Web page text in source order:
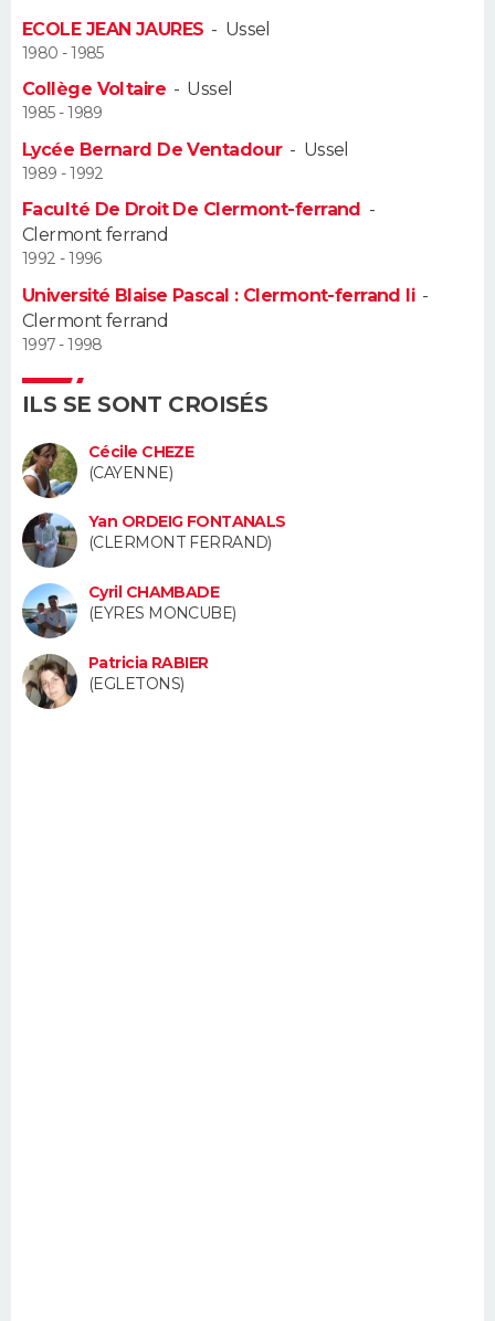
Alimentation
Guide de la santé
Maladies
Médicaments
Sommeil
VOYAGE
Destinations
City break
Voyage nature
Voyage de noces
Forum
Climat
+
PHOTO
GUIDES D'ACHAT
BONS PLANS
CARTE DE VOEUX
Carte de Noël
Carte Bonne année
Carte Saint-Valentin
Carte Pâques
Carte d'anniversaire
Dictionnaire
Biographies
Citations
Expressions
Proverbes
COPAINS D'AVANT
S'inscrire
Se connecter
Lycées
Collèges
Primaires
Universités
Entreprises
Service militaire
Avis de recherche
AVIS DE DÉCÈS
FORUM
Bricolage
Lifestyle
Culture
Sport
Auto
Television
Voyage
Cinema
ECOLE JEAN JAURES - Ussel
1980 - 1985
Collège Voltaire - Ussel
1985 - 1989
Lycée Bernard De Ventadour- Ussel
1989 - 1992
Faculté De Droit De Clermont-ferrand
-
Clermont ferrand
1992 - 1996
Université Blaise Pascal : Clermont-ferrand Ii-
Clermont ferrand
1997 - 1998
ILS SE SONT CROISÉS
Cécile CHEZE
(CAYENNE)
Yan ORDEIG FONTANALS
(CLERMONT FERRAND)
Cyril CHAMBADE
(EYRES MONCUBE)
Patricia RABIER
(EGLETONS)